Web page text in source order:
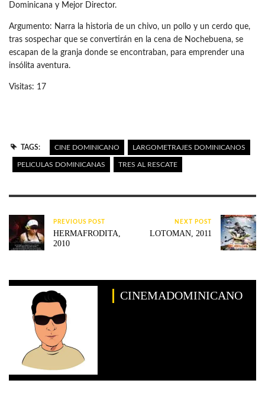
Dominicana y Mejor Director.
Argumento: Narra la historia de un chivo, un pollo y un cerdo que,
tras sospechar que se convertirán en la cena de Nochebuena, se
escapan de la granja donde se encontraban, para emprender una
insólita aventura.
Visitas: 17
TAGS: CINE DOMINICANO LARGOMETRAJES DOMINICANOS
PELICULAS DOMINICANAS TRES AL RESCATE
PREVIOUS POST
HERMAFRODITA,
2010
NEXT POST
LOTOMAN, 2011
CINEMADOMINICANO